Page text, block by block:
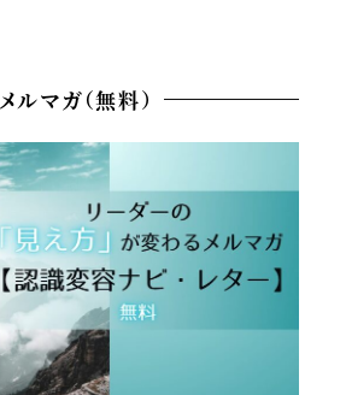
メルマガ（無料）